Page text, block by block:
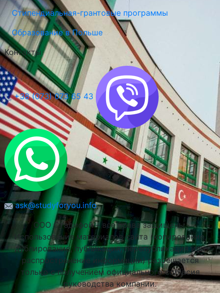
Стипендиальная-грантовые программы
Образование в Польше
Контакты
+38 (073) 073 65 43
ask@studyforyou.info
ООО Стадифой – все права защищены.
Использование материалов сайта (копирование,
дублирование, публикация, перепубликация или
распространение информации) разрешается
только с получением официального согласия
руководства компании.